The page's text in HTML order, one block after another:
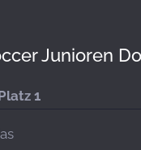
Junioren
1